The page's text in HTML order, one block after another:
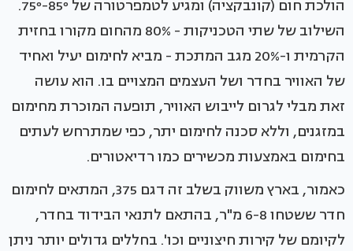
הולכת חום (קונבקציה) ומגיע לטמפרטורה של 75º-85º.
השילוב של שתי הטכניקות - 80% מהחום מקורו בחזית
הקרמית ו-20% מגב המתכת - מביא לחימום יעיל ואחיד
של האוויר בחדר ושל העצמים המצויים בו. הוא עושה
זאת מבלי לגרום לייבוש האוויר, תופעה המוכרת מחימום
במזגנים, וללא סכנה לחימום יתר, כפי שמתרחש לעתים
בחימום באמצעות מכשירים כמו רדיאטורים.
כאמור, בארץ משווק בשלב זה דגם 375, המתאים לחימום
חדר ששטחו 6-8 מ"ר, בהתאם לתנאי הבידוד בחדר,
לקיומם של קירות חיצוניים וכו'. בחללים גדולים יותר ניתן